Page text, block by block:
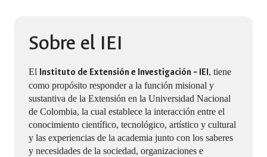
Sobre el IEI
El Instituto de Extensión e Investigación – IEI, tiene
como propósito responder a la función misional y
sustantiva de la Extensión en la Universidad Nacional
de Colombia, la cual establece la interacción entre el
conocimiento científico, tecnológico, artístico y cultural
y las experiencias de la academia junto con los saberes
y necesidades de la sociedad, organizaciones e